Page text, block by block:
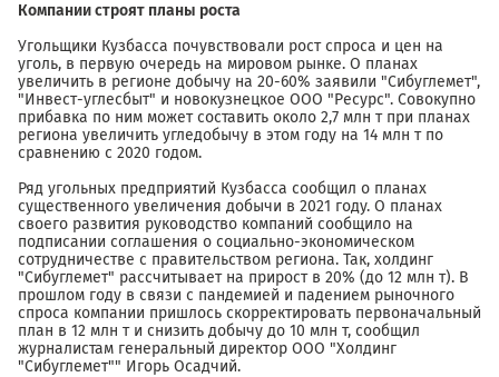
Компании строят планы роста
Угольщики Кузбасса почувствовали рост спроса и цен на
уголь, в первую очередь на мировом рынке. О планах
увеличить в регионе добычу на 20-60% заявили "Сибуглемет",
"Инвест-углесбыт" и новокузнецкое ООО "Ресурс". Совокупно
прибавка по ним может составить около 2,7 млн т при планах
региона увеличить угледобычу в этом году на 14 млн т по
сравнению с 2020 годом.
Ряд угольных предприятий Кузбасса сообщил о планах
существенного увеличения добычи в 2021 году. О планах
своего развития руководство компаний сообщило на
подписании соглашения о социально-экономическом
сотрудничестве с правительством региона. Так, холдинг
"Сибуглемет" рассчитывает на прирост в 20% (до 12 млн т). В
прошлом году в связи с пандемией и падением рыночного
спроса компании пришлось скорректировать первоначальный
план в 12 млн т и снизить добычу до 10 млн т, сообщил
журналистам генеральный директор ООО "Холдинг
"Сибуглемет"" Игорь Осадчий.